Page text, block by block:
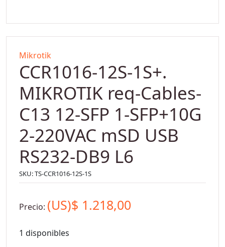
Mikrotik
CCR1016-12S-1S+.
MIKROTIK req-Cables-
C13 12-SFP 1-SFP+10G
2-220VAC mSD USB
RS232-DB9 L6
SKU:TS-CCR1016-12S-1S
Precio: (US)$ 1.218,00
1 disponibles